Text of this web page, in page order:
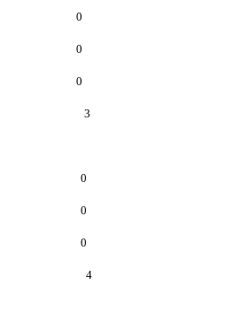
0
0
0
3
0
0
0
4